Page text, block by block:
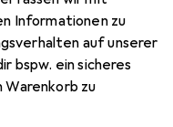
Informationen zu
auf unserer
bspw. ein sicheres
Warenkorb zu
Shock